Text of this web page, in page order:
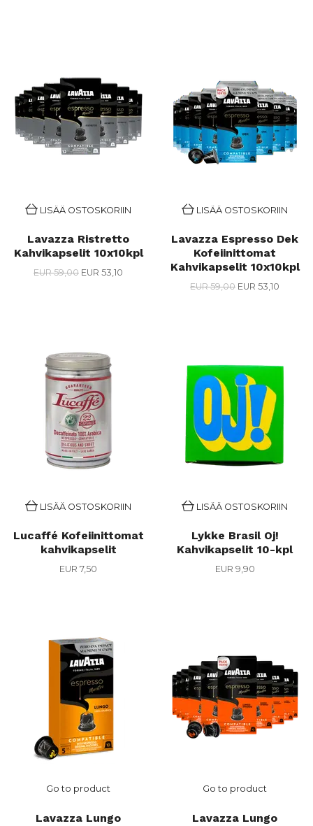
LISÄÄ OSTOSKORIIN
Lavazza Ristretto
Kahvikapselit 10x10kpl
EUR 59,00 EUR 53,10
LISÄÄ OSTOSKORIIN
Lavazza Espresso Dek
Kofeiinittomat
Kahvikapselit 10x10kpl
EUR 59,00 EUR 53,10
LISÄÄ OSTOSKORIIN
Lucaffé Kofeiinittomat
kahvikapselit
EUR 7,50
LISÄÄ OSTOSKORIIN
Lykke Brasil Oj!
Kahvikapselit 10-kpl
EUR 9,90
Go to product
Lavazza Lungo
Go to product
Lavazza Lungo